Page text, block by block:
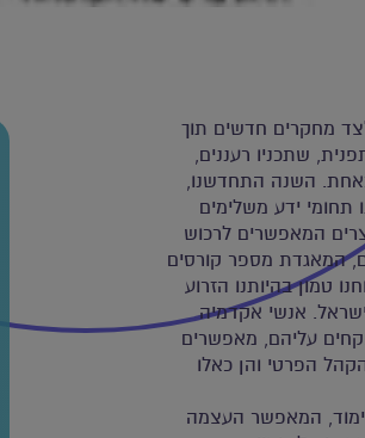
מחקרים חדשים תוך
שתכניו רעננים,
כאחת. השנה התחדשנו,
תחומי ידע משלימים
המאפשרים לרכוש
המאגדת מספר קורסים
טמון בהיותנו הזרוע
אנשי אקדמיה
עליהם, מאפשרים
הפרטי והן כאלו
המאפשר העצמה